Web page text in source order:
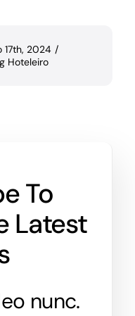
17th, 2024 /
Hoteleiro
To
Latest
nunc.